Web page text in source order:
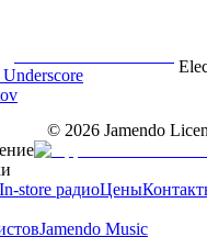
© 2026 Jamendo
In-store радиоЦены
Jamendo Music